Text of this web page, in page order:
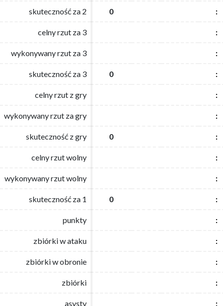
skuteczność za 2 0 :
celny rzut za 3 :
wykonywany rzut za 3 :
skuteczność za 3 0 :
celny rzut z gry :
wykonywany rzut za gry :
skuteczność z gry 0 :
celny rzut wolny :
wykonywany rzut wolny :
skuteczność za 1 0 :
punkty :
zbiórki w ataku :
zbiórki w obronie :
zbiórki :
asysty :
skuteczność za 2 0 :
celny rzut za 3 :
wykonywany rzut za 3 :
skuteczność za 3 0 :
celny rzut z gry :
wykonywany rzut za gry :
skuteczność z gry 0 :
celny rzut wolny :
wykonywany rzut wolny :
skuteczność za 1 0 :
punkty :
zbiórki w ataku :
zbiórki w obronie :
zbiórki :
asysty :